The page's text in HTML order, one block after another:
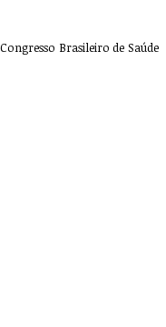
Brasileiro de Saúde